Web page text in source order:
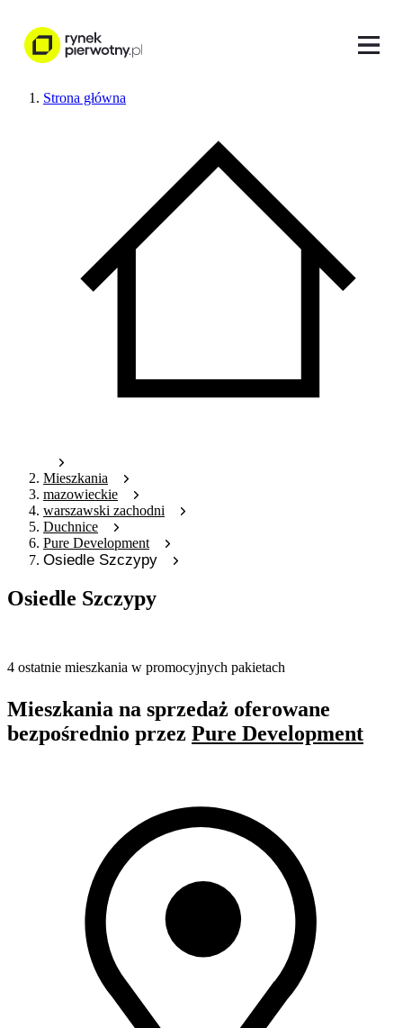
Strona główna
Mieszkania
mazowieckie
warszawski zachodni
Duchnice
Pure Development
Osiedle Szczypy
Osiedle Szczypy
4 ostatnie mieszkania w promocyjnych pakietach
Mieszkania na sprzedaż oferowane
bezpośrednio przez Pure Development